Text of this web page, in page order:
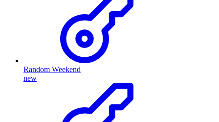
Random Weekend
new